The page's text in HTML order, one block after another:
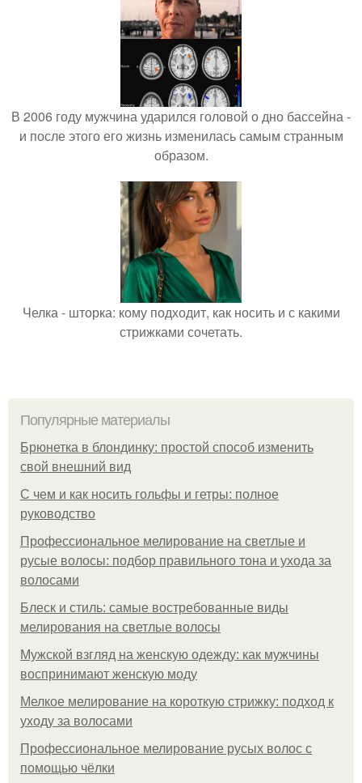
В 2006 году мужчина ударился головой о дно бассейна -
и после этого его жизнь изменилась самым странным
образом.
Челка - шторка: кому подходит, как носить и с какими
стрижками сочетать.
Популярные материалы
Брюнетка в блондинку: простой способ изменить
свой внешний вид
С чем и как носить гольфы и гетры: полное
руководство
Профессиональное мелирование на светлые и
русые волосы: подбор правильного тона и ухода за
волосами
Блеск и стиль: самые востребованные виды
мелирования на светлые волосы
Мужской взгляд на женскую одежду: как мужчины
воспринимают женскую моду
Мелкое мелирование на короткую стрижку: подход к
уходу за волосами
Профессиональное мелирование русых волос с
помощью чёлки